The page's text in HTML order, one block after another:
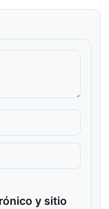
y sitio